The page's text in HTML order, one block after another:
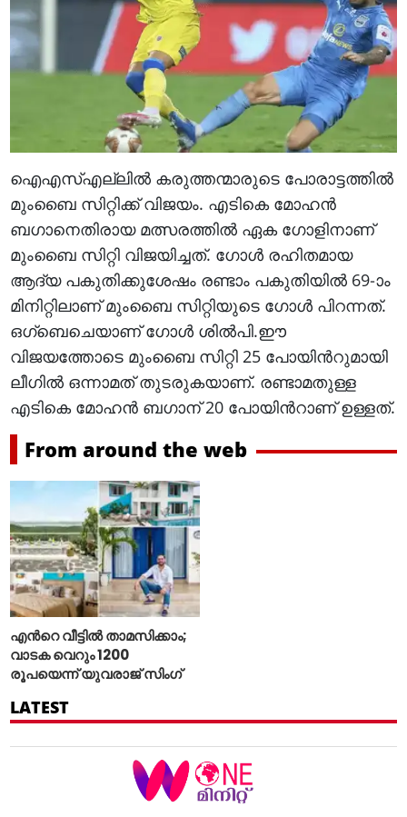
ഐഎസ്‌എല്ലില്‍ കരുത്തന്മാരുടെ പോരാട്ടത്തില്‍
മുംബൈ സിറ്റിക്ക് വിജയം. എടികെ മോഹന്‍
ബഗാനെതിരായ മത്സരത്തില്‍ ഏക ഗോളിനാണ്
മുംബൈ സിറ്റി വിജയിച്ചത്. ഗോള്‍ രഹിതമായ
ആദ്യ പകുതിക്കുശേഷം രണ്ടാം പകുതിയില്‍ 69-ാം
മിനിറ്റിലാണ് മുംബൈ സിറ്റിയുടെ ഗോള്‍ പിറന്നത്.
ഒഗ്ബെചെയാണ് ഗോള്‍ ശില്‍പി.ഈ
വിജയത്തോടെ മുംബൈ സിറ്റി 25 പോയിന്‍റുമായി
ലീഗില്‍ ഒന്നാമത് തുടരുകയാണ്. രണ്ടാമതുള്ള
എടികെ മോഹന്‍ ബഗാന് 20 പോയിന്‍റാണ് ഉള്ളത്.
From around the web
എന്‍റെ വീട്ടില്‍ താമസിക്കാം;
വാടക വെറും 1200
രൂപയെന്ന് യുവരാജ് സിംഗ്
LATEST